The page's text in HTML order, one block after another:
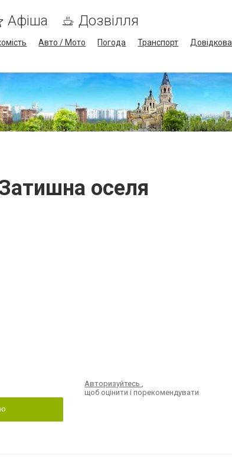
Афіша Дозвілля
Авто / Мото Погода Транспорт Довідкова
оселя
Авторизуйтесь,
щоб оцінити і порекомендувати